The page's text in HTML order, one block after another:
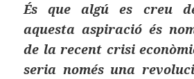
És que algú es creu
aquesta aspiració és
de la recent crisi
seria només una